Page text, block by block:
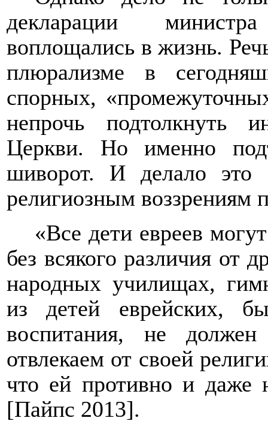
декларации
воплощались в жизнь.
плюрализме в
спорных,
непрочь подтолкнуть
Церкви. Но именно
шиворот. И делало это
религиозным воззрениям
«Все дети евреев
без всякого различия от
народных училищах,
из детей еврейских,
воспитания, не
отвлекаем от своей
что ей противно и даже
[Пайпс 2013].